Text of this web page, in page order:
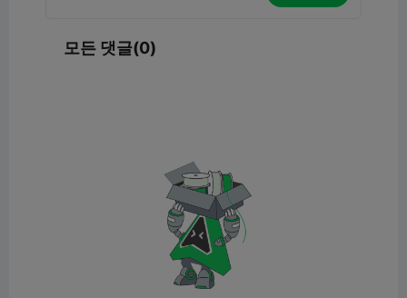
모든 댓글(0)